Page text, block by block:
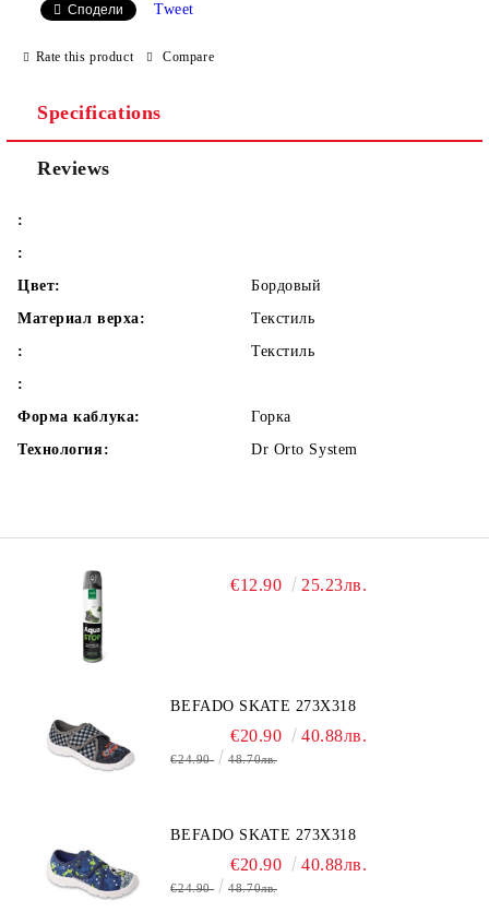
We will contact you to finalize the order
Сподели Tweet
Rate this product Compare
Specifications
Reviews
:
:
Цвет:
Бордовый
Материал верха:
Текстиль
:
Текстиль
:
Форма каблука:
Горка
Технология:
Dr Orto System
€12.90 25.23лв.
BEFADO SKATE 273X318
€20.90 40.88лв.
€24.90 48.70лв.
BEFADO SKATE 273X318
€20.90 40.88лв.
€24.90 48.70лв.